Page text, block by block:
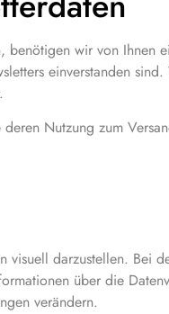
wir von
einverstanden
Nutzung zum
darzustellen.
über die
verändern.